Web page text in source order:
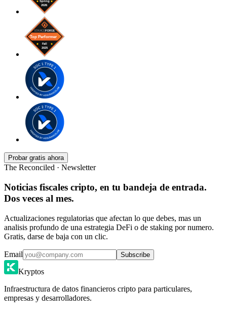
Probar gratis ahora
The Reconciled · Newsletter
Noticias fiscales cripto, en tu bandeja de entrada.
Dos veces al mes.
Actualizaciones regulatorias que afectan lo que debes, mas un
analisis profundo de una estrategia DeFi o de staking por numero.
Gratis, darse de baja con un clic.
Email Subscribe
Kryptos
Infraestructura de datos financieros cripto para particulares,
empresas y desarrolladores.